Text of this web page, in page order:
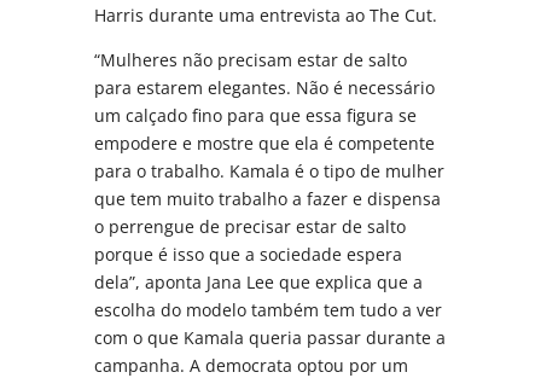
Harris durante uma entrevista ao The Cut.
“Mulheres não precisam estar de salto
para estarem elegantes. Não é necessário
um calçado fino para que essa figura se
empodere e mostre que ela é competente
para o trabalho. Kamala é o tipo de mulher
que tem muito trabalho a fazer e dispensa
o perrengue de precisar estar de salto
porque é isso que a sociedade espera
dela”, aponta Jana Lee que explica que a
escolha do modelo também tem tudo a ver
com o que Kamala queria passar durante a
campanha. A democrata optou por um